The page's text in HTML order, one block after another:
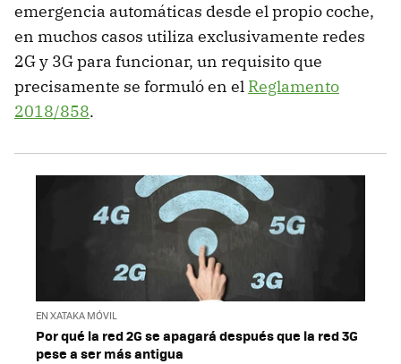
emergencia automáticas desde el propio coche,
en muchos casos utiliza exclusivamente redes
2G y 3G para funcionar, un requisito que
precisamente se formuló en el Reglamento
2018/858.
EN XATAKA MÓVIL
Por qué la red 2G se apagará después que la red 3G
pese a ser más antigua